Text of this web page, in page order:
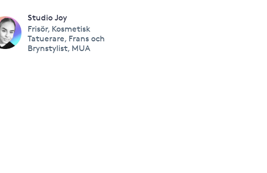
Studio Joy
Frisör, Kosmetisk
Tatuerare, Frans och
Brynstylist, MUA